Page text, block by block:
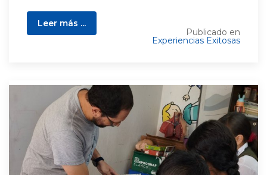
Leer más ...
Publicado en
Experiencias Exitosas